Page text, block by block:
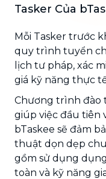
Tasker Của
Mỗi Tasker trước
quy trình tuyển
lịch tư pháp, xác
giá kỹ năng thực
Chương trình đào
giúp việc đầu tiên
bTaskee sẽ đảm
thuật dọn dẹp
gồm sử dụng
toàn và kỹ năng